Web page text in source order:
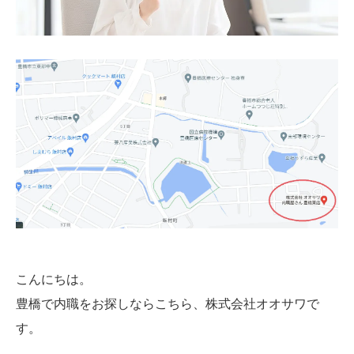
こんにちは。
豊橋で内職をお探しならこちら、株式会社オオサワで
す。